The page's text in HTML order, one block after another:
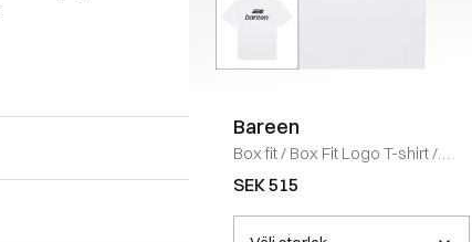
Bareen
Box fit/ Box Fit Logo T-shirt/
WHITE
SEK 515